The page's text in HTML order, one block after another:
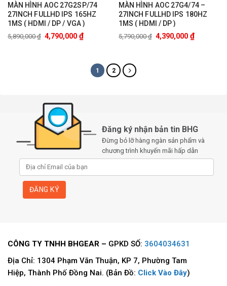
MÀN HÌNH AOC 27G2SP/74
27INCH FULLHD IPS 165HZ
1MS ( HDMI / DP / VGA )
5,890,000₫ 4,790,000 ₫
MÀN HÌNH AOC 27G4/74 –
27INCH FULLHD IPS 180HZ
1MS ( HDMI / DP )
5,790,000₫ 4,390,000 ₫
1 2
Đăng ký nhận bản tin BHG
Đừng bỏ lỡ hàng ngàn sản phẩm và
chương trình khuyến mãi hấp dẫn
CÔNG TY TNHH BHGEAR – GPKD SỐ: 3604034631
Địa Chỉ: 1304 Phạm Văn Thuận, KP 7, Phường Tam
Hiệp, Thành Phố Đồng Nai. (Bản Đồ: Click Vào Đây)